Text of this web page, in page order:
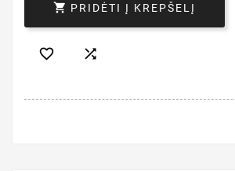
 PRIDĖTI Į KREPŠELĮ
 